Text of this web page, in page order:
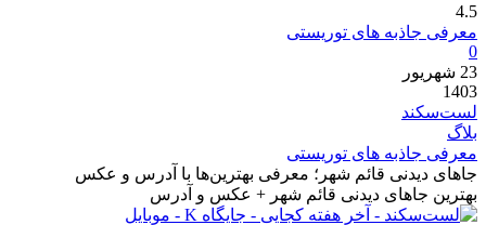
4.5
معرفی جاذبه های توریستی
0
23 شهریور
1403
لست‌سکند
بلاگ
معرفی جاذبه های توریستی
جاهای دیدنی قائم شهر؛ معرفی بهترین‌ها با آدرس و عکس
بهترین جاهای دیدنی قائم شهر + عکس و آدرس